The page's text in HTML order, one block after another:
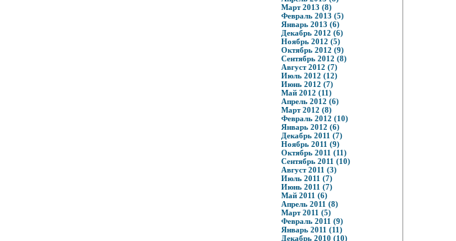
Март 2013 (8)
Февраль 2013 (5)
Январь 2013 (6)
Декабрь 2012 (6)
Ноябрь 2012 (5)
Октябрь 2012 (9)
Сентябрь 2012 (8)
Август 2012 (7)
Июль 2012 (12)
Июнь 2012 (7)
Май 2012 (11)
Апрель 2012 (6)
Март 2012 (8)
Февраль 2012 (10)
Январь 2012 (6)
Декабрь 2011 (7)
Ноябрь 2011 (9)
Октябрь 2011 (11)
Сентябрь 2011 (10)
Август 2011 (3)
Июль 2011 (7)
Июнь 2011 (7)
Май 2011 (6)
Апрель 2011 (8)
Март 2011 (5)
Февраль 2011 (9)
Январь 2011 (11)
Декабрь 2010 (10)